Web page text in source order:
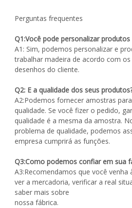
Perguntas frequentes
Q1:Você pode personalizar produtos
A1: Sim, podemos personalizar e
trabalhar madeira de acordo com
desenhos do cliente.
Q2: E a qualidade dos seus
A2:Podemos fornecer amostras
qualidade. Se você fizer o pedido,
qualidade é a mesma da amostra.
problema de qualidade, podemos
empresa cumprirá as funções.
Q3:Como podemos confiar em sua
A3:Recomendamos que você venha
ver a mercadoria, verificar a real
saber mais sobre
nossa fábrica.